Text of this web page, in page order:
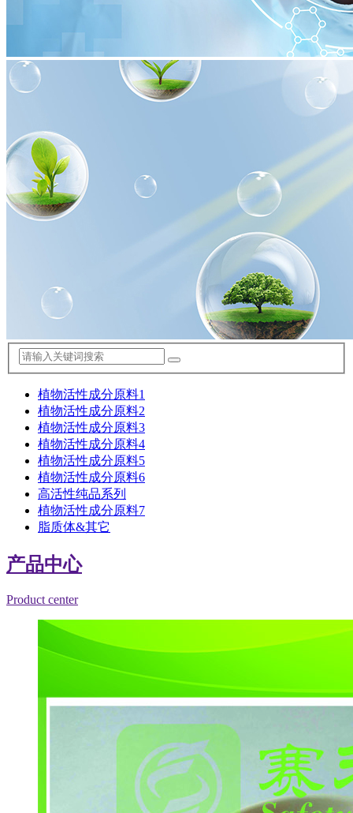
植物活性成分原料1
植物活性成分原料2
植物活性成分原料3
植物活性成分原料4
植物活性成分原料5
植物活性成分原料6
高活性纯品系列
植物活性成分原料7
脂质体&其它
产品中心
Product center